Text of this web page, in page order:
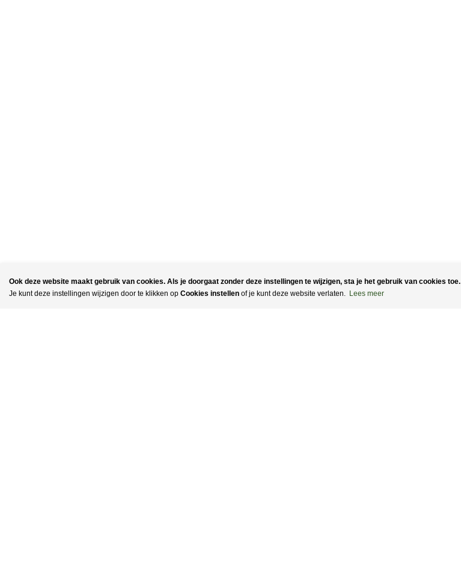
Ook deze website maakt gebruik van cookies. Als je doorgaat zonder deze instellingen te wijzigen, sta je het gebruik van cookies toe.
Je kunt deze instellingen wijzigen door te klikken op Cookies instellen of je kunt deze website verlaten. Lees meer